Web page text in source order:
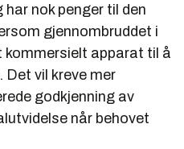
nok penger til den
gjennombruddet i
kommersielt apparat til å
vil kreve mer
godkjenning av
når behovet